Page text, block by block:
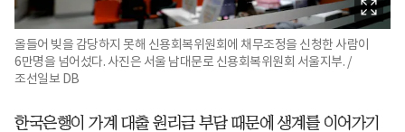
올들어 빚을 감당하지 못해 신용회복위원회에 채무조정을 신청한 사람이
6만명을 넘어섰다. 사진은 서울 남대문로 신용회복위원회 서울지부. /
조선일보 DB
한국은행이 가계 대출 원리금 부담 때문에 생계를 이어가기